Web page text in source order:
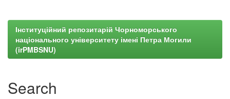
Інституційний репозитарій Чорноморського
національного університету імені Петра Могили
(irPMBSNU)
Search